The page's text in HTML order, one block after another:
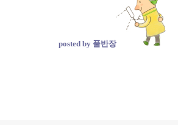
posted by 풀반장